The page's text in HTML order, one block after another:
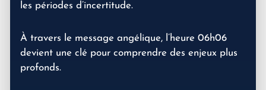
les périodes d’incertitude.
À travers le message angélique, l’heure 06h06
devient une clé pour comprendre des enjeux plus
profonds.